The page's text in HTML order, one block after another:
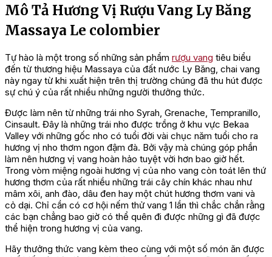
Mô Tả Hương Vị Rượu Vang Ly Băng
Massaya Le colombier
Tự hào là một trong số những sản phẩm rượu vang tiêu biểu
đến từ thương hiệu Massaya của đất nước Ly Băng, chai vang
này ngay từ khi xuất hiện trên thị trường chúng đã thu hút được
sự chú ý của rất nhiều những người thưởng thức.
Được làm nên từ những trái nho Syrah, Grenache, Tempranillo,
Cinsault. Đây là những trái nho được trồng ở khu vực Bekaa
Valley với những gốc nho có tuổi đời vài chục năm tuổi cho ra
hương vị nho thơm ngon đậm đà. Bởi vậy mà chúng góp phần
làm nên hương vị vang hoàn hảo tuyệt vời hơn bao giờ hết.
Trong vòm miệng ngoài hương vị của nho vang còn toát lên thứ
hương thơm của rất nhiều những trái cây chín khác nhau như
mâm xôi, anh đào, dâu đen hay một chút hương thơm vani và
cỏ dại. Chỉ cần có cơ hội nếm thử vang 1 lần thì chắc chắn rằng
các bạn chẳng bao giờ có thể quên đi được những gì đã được
thể hiện trong hương vị của vang.
Hãy thưởng thức vang kèm theo cùng với một số món ăn được